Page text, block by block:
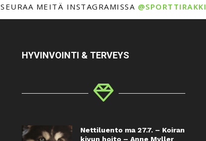
SEURAA MEITÄ INSTAGRAMISSA @SPORTTIRAKKI
HYVINVOINTI & TERVEYS
Nettiluento ma 27.7. – Koiran
kivun hoito – Anne Myller